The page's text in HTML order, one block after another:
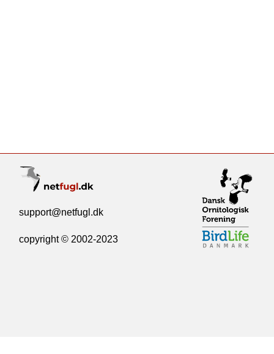
support@netfugl.dk
copyright © 2002-2023